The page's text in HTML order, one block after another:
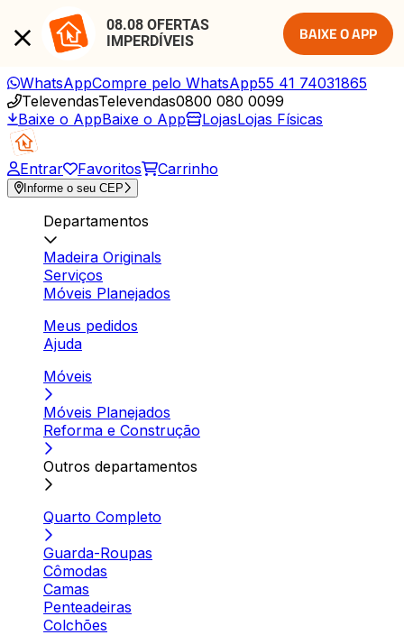
08.08 OFERTAS
IMPERDÍVEIS
BAIXE O APP
WhatsAppCompre pelo WhatsApp55 41 74031865
TelevendasTelevendas0800 080 0099
Baixe o AppBaixe o App LojasLojas Físicas
Entrar Favoritos Carrinho
Informe o seu CEP
Departamentos
Madeira Originals
Serviços
Móveis Planejados
Meus pedidos
Ajuda
Móveis
Móveis Planejados
Reforma e Construção
Outros departamentos
Quarto Completo
Guarda-Roupas
Cômodas
Camas
Penteadeiras
Colchões